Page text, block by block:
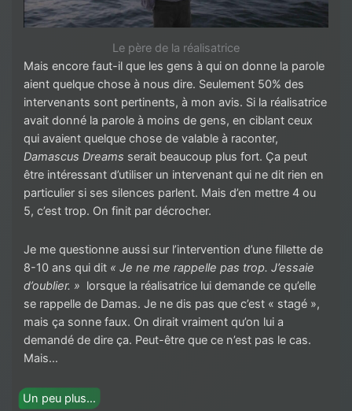
Le père de la réalisatrice
Mais encore faut-il que les gens à qui on donne la parole
aient quelque chose à nous dire. Seulement 50% des
intervenants sont pertinents, à mon avis. Si la réalisatrice
avait donné la parole à moins de gens, en ciblant ceux
qui avaient quelque chose de valable à raconter,
Damascus Dreams serait beaucoup plus fort. Ça peut
être intéressant d’utiliser un intervenant qui ne dit rien en
particulier si ses silences parlent. Mais d’en mettre 4 ou
5, c’est trop. On finit par décrocher.
Je me questionne aussi sur l’intervention d’une fillette de
8-10 ans qui dit « Je ne me rappelle pas trop. J’essaie
d’oublier. » lorsque la réalisatrice lui demande ce qu’elle
se rappelle de Damas. Je ne dis pas que c’est « stagé »,
mais ça sonne faux. On dirait vraiment qu’on lui a
demandé de dire ça. Peut-être que ce n’est pas le cas.
Mais…
Un peu plus…